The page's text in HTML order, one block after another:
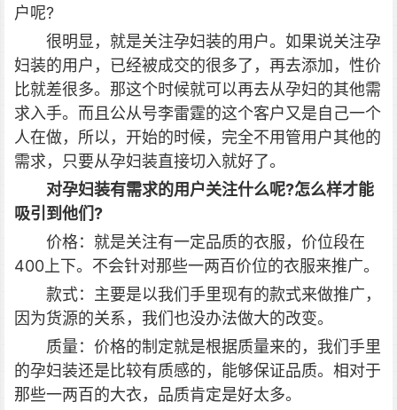
户呢?
很明显，就是关注孕妇装的用户。如果说关注孕
妇装的用户，已经被成交的很多了，再去添加，性价
比就差很多。那这个时候就可以再去从孕妇的其他需
求入手。而且公从号李雷霆的这个客户又是自己一个
人在做，所以，开始的时候，完全不用管用户其他的
需求，只要从孕妇装直接切入就好了。
对孕妇装有需求的用户关注什么呢?怎么样才能
吸引到他们?
价格：就是关注有一定品质的衣服，价位段在
400上下。不会针对那些一两百价位的衣服来推广。
款式：主要是以我们手里现有的款式来做推广，
因为货源的关系，我们也没办法做大的改变。
质量：价格的制定就是根据质量来的，我们手里
的孕妇装还是比较有质感的，能够保证品质。相对于
那些一两百的大衣，品质肯定是好太多。